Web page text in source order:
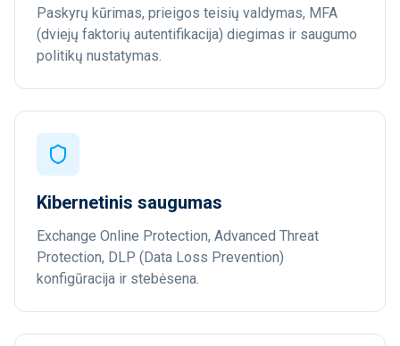
Paskyrų kūrimas, prieigos teisių valdymas, MFA
(dviejų faktorių autentifikacija) diegimas ir saugumo
politikų nustatymas.
Kibernetinis saugumas
Exchange Online Protection, Advanced Threat
Protection, DLP (Data Loss Prevention)
konfigūracija ir stebėsena.